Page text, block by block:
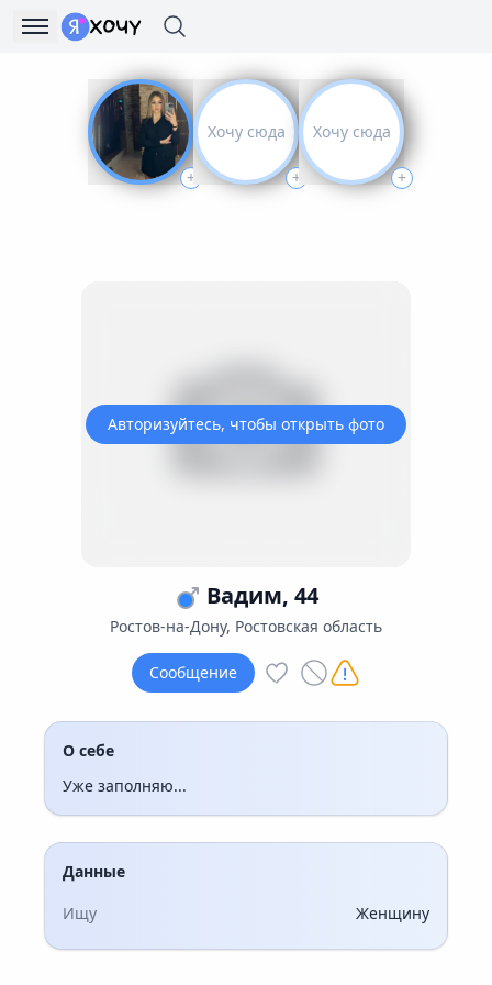
+
Хочу сюда
+
Хочу сюда
+
Авторизуйтесь, чтобы открыть фото
Вадим, 44
Ростов-на-Дону, Ростовская область
Сообщение
О себе
Уже заполняю...
Данные
Ищу
Женщину